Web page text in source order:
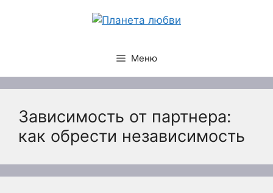
Меню
Зависимость от партнера:
как обрести независимость